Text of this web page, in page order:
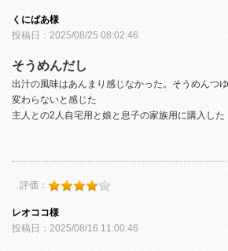
くにばあ様
投稿日：2025/08/25 08:02:46
そうめんだし
出汁の風味はあんまり感じなかった。そうめんつ
変わらないと感じた
主人との2人自宅用と娘と息子の家族用に購入した
評価：
レオココ様
投稿日：2025/08/16 11:00:46